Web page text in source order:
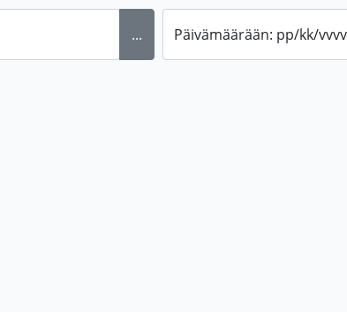
... Päivämäärään: pp/kk/vvvv